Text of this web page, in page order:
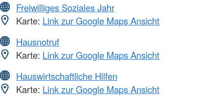
Freiwilliges Soziales Jahr
Karte: Link zur Google Maps Ansicht
Hausnotruf
Karte: Link zur Google Maps Ansicht
Hauswirtschaftliche Hilfen
Karte: Link zur Google Maps Ansicht